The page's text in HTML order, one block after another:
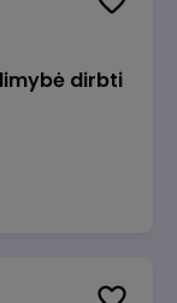
dirbti